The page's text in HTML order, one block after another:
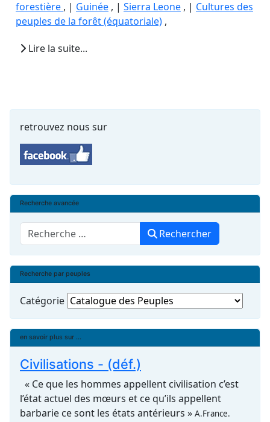
forestière , | Guinée , | Sierra Leone , | Cultures des
peuples de la forêt (équatoriale) ,
Lire la suite...
retrouvez nous sur
Recherche avancée
Rechercher Rechercher
Recherche par peuples
Catégorie
en savoir plus sur ...
Civilisations - (déf.)
« Ce que les hommes appellent civilisation c’est
l’état actuel des mœurs et ce qu’ils appellent
barbarie ce sont les états antérieurs » A.France.